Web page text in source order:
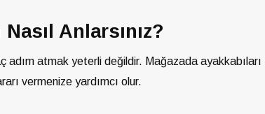
Anlarsınız?
adım atmak yeterli değildir. Mağazada ayakkabıları
vermenize yardımcı olur.